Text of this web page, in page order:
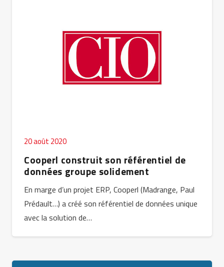
20 août 2020
Cooperl construit son référentiel de
données groupe solidement
En marge d’un projet ERP, Cooperl (Madrange, Paul
Prédault…) a créé son référentiel de données unique
avec la solution de…